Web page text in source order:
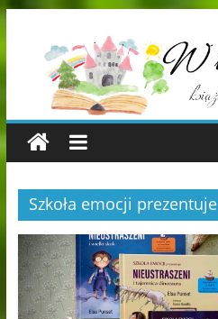
Szkoła emocji prezentuje